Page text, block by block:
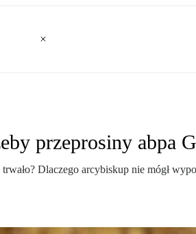
przeprosiny abpa
Dlaczego arcybiskup nie mógł